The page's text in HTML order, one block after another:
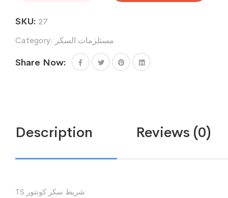
quantity
SKU: 27
Category: مستلزمات السكر
Share Now:
Description Reviews (0)
TS شريط سكر كونتور